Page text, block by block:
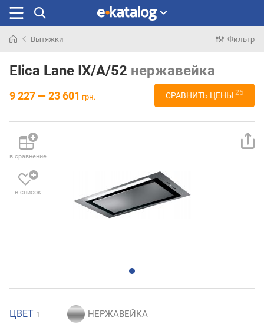
раньше
Вытяжки Фильтр
Elica Lane IX/A/52 нержавейка
9 227 — 23 601 грн. СРАВНИТЬ ЦЕНЫ 25
в сравнение
в список
ЦВЕТ 1